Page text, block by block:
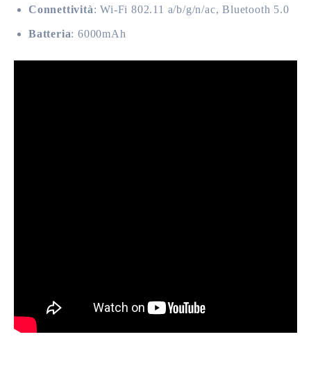
Connettività: Wi-Fi 802.11 a/b/g/n/ac, Bluetooth 5.0
Batteria: 6000mAh